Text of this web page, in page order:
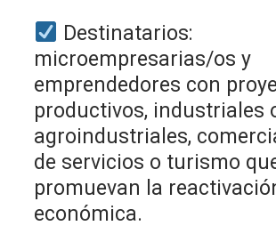
Destinatarios:
microempresarias/os y
emprendedores con
productivos, industriales
agroindustriales,
de servicios o turismo
promuevan la
económica.